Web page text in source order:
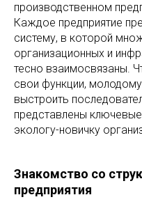
производственном
Каждое предприятие
систему, в которой
организационных и
тесно взаимосвязаны.
свои функции,
выстроить
представлены
экологу-новичку
Знакомство со
предприятия